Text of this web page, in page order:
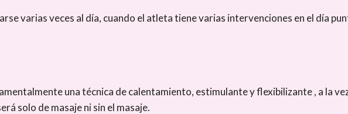
varias veces al día, cuando el atleta tiene varias intervenciones en el día
una técnica de calentamiento, estimulante y flexibilizante , a la
solo de masaje ni sin el masaje.